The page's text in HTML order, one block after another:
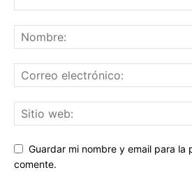
Guardar mi nombre y email para la
comente.